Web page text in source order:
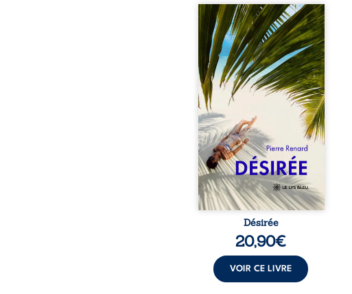
Au réveil, Pierre, jeune retraité,
découvre qu’il est devenu une
séduisante femme métissée de
trente ans. À peine a-t-il
commencé à apprivoiser ce
nouveau corps qu’Ange surgit
dans sa vie et fait vaciller
toutes ses certitudes. Entre
eux, l’attirance est immédiate,
brûlante jusqu’à ce qu’un
secret familial fasse planer
l’impensable : et s’ils étaient
demi-frère et ...
Désirée
20,90€
VOIR CE LIVRE